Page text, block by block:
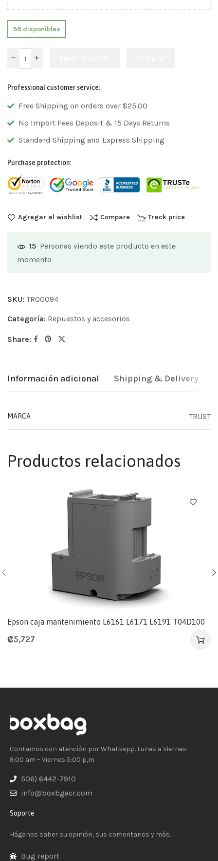
56 disponibles
Professional customer service:
Free Shipping on orders over $25.00
No Import Fees Deposit & 15 Days Returns
Standard Shipping and Express Shipping
Purchase protection:
Agregar al wishlist Compare Track price
15 Personas viendo este producto en este
momento
SKU: TR00094
Categoría: Repuestos y accesorios
Share:
Información adicional Shipping & Delivery
MARCA TRUST
Productos relacionados
Epson caja mantenimiento L6161 L6171 L6191 T04D100
₡5,727
Contamos con atención por Whatsapp. Lunes a Viernes:
9:00 am – Viernes 5:00 p,m.
506) 6442-7910
info@boxbgacr.com
Soporte
Háganos saber su opinión, sus comentarios y más.
Bug report